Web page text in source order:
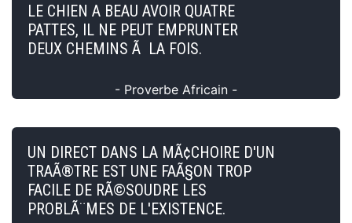
LE CHIEN A BEAU AVOIR QUATRE
PATTES, IL NE PEUT EMPRUNTER
DEUX CHEMINS Ã LA FOIS.
- Proverbe Africain -
UN DIRECT DANS LA MÃ¢CHOIRE D'UN
TRAÃ®TRE EST UNE FAÃ§ON TROP
FACILE DE RÃ©SOUDRE LES
PROBLÃ¨MES DE L'EXISTENCE.